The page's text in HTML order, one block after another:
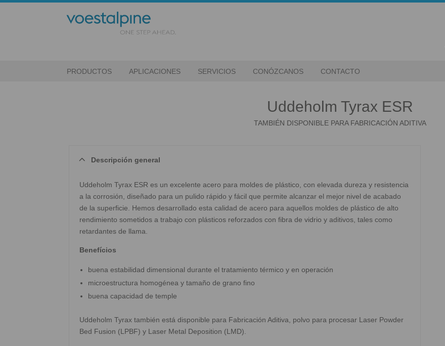
PRODUCTOS APLICACIONES SERVICIOS CONÓZCANOS CONTACTO
Uddeholm Tyrax ESR
TAMBIÉN DISPONIBLE PARA FABRICACIÓN ADITIVA
Descripción general
Uddeholm Tyrax ESR es un excelente acero para moldes de plástico, con elevada dureza y resistencia
a la corrosión, diseñado para un pulido rápido y fácil que permite alcanzar el mejor nivel de acabado
de la superficie. Hemos desarrollado esta calidad de acero para aquellos moldes de plástico de alto
rendimiento sometidos a trabajo con plásticos reforzados con fibra de vidrio y aditivos, tales como
retardantes de llama.
Benefícios
buena estabilidad dimensional durante el tratamiento térmico y en operación
microestructura homogénea y tamaño de grano fino
buena capacidad de temple
Uddeholm Tyrax también está disponible para Fabricación Aditiva, polvo para procesar Laser Powder
Bed Fusion (LPBF) y Laser Metal Deposition (LMD).